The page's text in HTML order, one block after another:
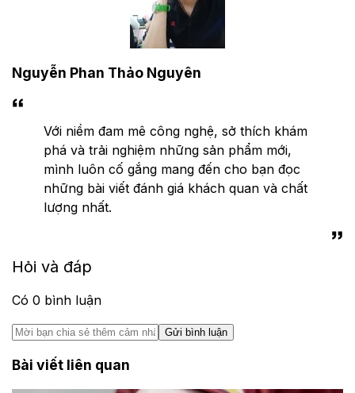
Nguyễn Phan Thảo Nguyên
Với niềm đam mê công nghệ, sở thích khám
phá và trải nghiệm những sản phẩm mới,
mình luôn cố gắng mang đến cho bạn đọc
những bài viết đánh giá khách quan và chất
lượng nhất.
Hỏi và đáp
Có 0 bình luận
Gửi bình luận
Bài viết liên quan